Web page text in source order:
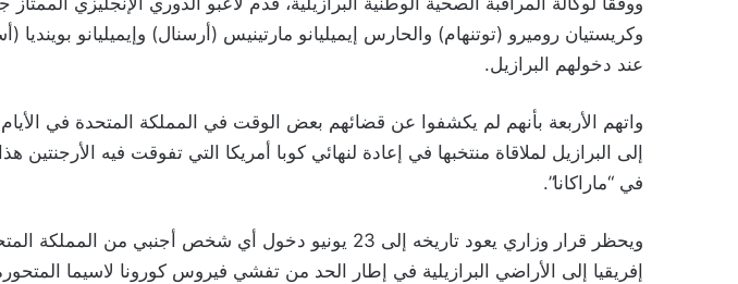
وكريستيان روميرو (توتنهام) والحارس إيميليانو مارتينيس (أرسنال) وإيميليانو بوينديا
عند دخولهم البرازيل.
في “ماراكانا”.
ويحظر قرار وزاري يعود تاريخه إلى 23 يونيو دخول أي شخص أجنبي من
إفريقيا إلى الأراضي البرازيلية في إطار الحد من تفشي فيروس كورونا لاسيما